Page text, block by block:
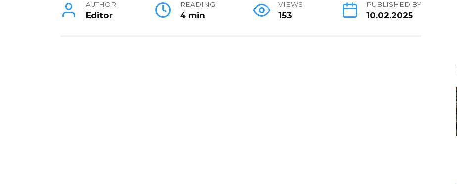
AUTHOR
Editor
READING
4 min
VIEWS
153
PUBLISHED BY
10.02.2025